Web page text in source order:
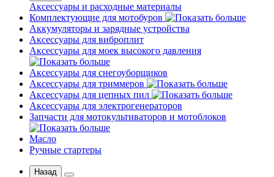
Аксессуары и расходные материалы
Комплектующие для мотобуров
Аккумуляторы и зарядные устройства
Аксессуары для виброплит
Аксессуары для моек высокого давления
Аксессуары для снегоуборщиков
Аксессуары для триммеров
Аксессуары для цепных пил
Аксессуары для электрогенераторов
Запчасти для мотокультиваторов и мотоблоков
Масло
Ручные стартеры
Назад